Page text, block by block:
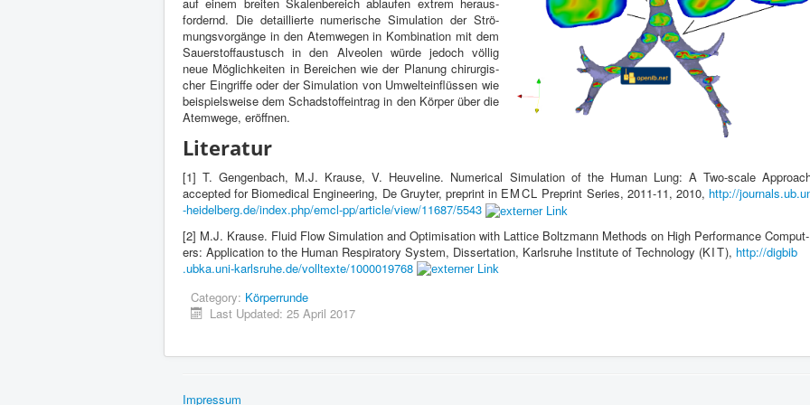
fordernd. Die detail­lierte numerische Sim­u­la­tion der Strö­
mungsvorgänge in den Atemwe­gen in Kom­bi­na­tion mit dem
Sauer­stof­faus­tusch in den Alve­olen würde jedoch völ­lig
neue Möglichkeiten in Bere­ichen wie der Pla­nung chirur­gis­
cher Ein­griffe oder der Sim­u­la­tion von Umwel­te­in­flüssen wie
beispiel­sweise dem Schad­stof­fein­trag in den Kör­per über die
Atemwege, eröffnen.
Literatur
[1] T. Gen­gen­bach, M.J. Krause, V. Heuve­line. Numer­i­cal Sim­u­la­tion of the Human Lung: A Two-​scale
accepted for Bio­med­ical Engi­neer­ing, De Gruyter, preprint in EMCL Preprint Series, 2011-​11, 2010, http://​
-hei​del​berg​.de/​i​n​d​e​x​.​p​h​p​/​e​m​c​l​-​p​p​/​a​r​t​i​c​l​e​/​v​i​e​w​/​11687​/​5543
[2] M.J. Krause. Fluid Flow Sim­u­la­tion and Opti­mi­sa­tion with Lat­tice Boltz­mann Meth­ods on High Per­for­mance Com­put­
ers: Appli­ca­tion to the Human Res­pi­ra­tory Sys­tem, Dis­ser­ta­tion, Karl­sruhe Insti­tute of Tech­nol­ogy (KIT), http://​dig​bib​
.ubka​.uni​-karl​sruhe​.de/​v​o​l​l​t​e​x​t​e​/​1000019768
Cat­e­gory: Kör­per­runde
Last Updated:25 April2017
Impres­sum